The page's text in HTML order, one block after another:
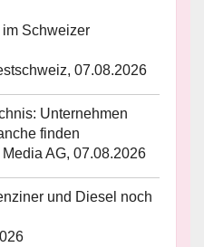
Schweizer
07.08.2026
Unternehmen
finden
AG, 07.08.2026
und Diesel noch